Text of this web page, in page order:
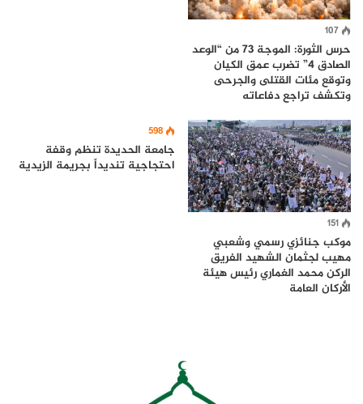
107
حرس الثورة: الموجة 73 من “الوعد
الصادق 4” تضرب عمق الكيان
وتوقع مئات القتلى والجرحى
وتكشف تراجع دفاعاته
151
موكب جنائزي رسمي وشعبي
مهيب لجثمان الشهيد الفريق
الركن محمد الغماري رئيس هيئة
الأركان العامة
598
جامعة الحديدة تنظم وقفة
احتجاجية تنديداً بجريمة الزيدية